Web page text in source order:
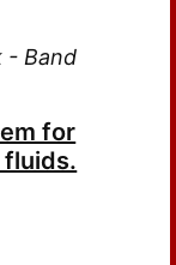
- Band
for